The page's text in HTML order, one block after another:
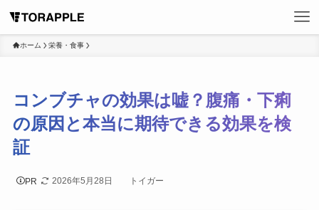
ホーム 栄養・食事
コンブチャの効果は嘘？腹痛・下痢
の原因と本当に期待できる効果を検
証
PR 2026年5月28日 トイガー